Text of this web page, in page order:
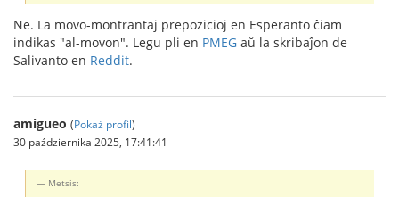
Ne. La movo-montrantaj prepozicioj en Esperanto ĉiam
indikas "al-movon". Legu pli en PMEG aŭ la skribaĵon de
Salivanto en Reddit.
amigueo (Pokaż profil)
30 października 2025, 17:41:41
Metsis: